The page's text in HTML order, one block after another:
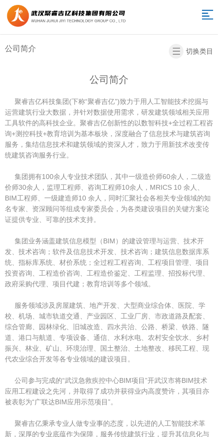
网
站
关
训
目
程
咨
询
智
慧
营
造
价
据
平
新
中
心
系
我
返
回
页
公司简介 切换类目
公司简介
聚睿吉亿科技集团(下称“聚睿吉亿”)致力于用人工智能技术挖掘与
运营建筑行业大数据，并针对数据使用需求，研发建筑领域相关应用
工具软件的高科技企业。聚睿吉亿创新性的以数智科技+全过程工程咨
询+测控科技+教育培训为基本板块，深度融合了信息技术与建筑咨询
服务，集结信息技术和建筑领域的资深人才，致力于用新技术改变传
统建筑咨询服务行业。
集团拥有100余人专业技术团队，其中一级造价师60余人，二级造
价师30余人，监理工程师、咨询工程师10余人，MRICS 10 余人、
BIM工程师、一级建造师10 余人，同时汇聚社会各相关专业领域的知
名专家、资深顾问等组成专家委员会，为各类建设项目的关键方案论
证提供专业、可靠的技术支持。
集团业务涵盖建筑信息模型（BIM）的建设管理与运营、技术开
发、技术咨询；软件及信息技术开发、技术咨询；建筑信息数据库系
统、指标库系统、材价系统；全过程工程咨询、工程项目管理、项目
投资咨询、工程造价咨询、工程造价鉴定、工程监理、招投标代理、
政府采购代理、项目代建；教育培训等多个领域。
服务领域涉及房屋建筑、地产开发、大型商业综合体、医院、学
校、机场、城市轨道交通、产业园区、工业厂房、市政道路及配套、
综合管廊、园林绿化、旧城改造、四水共治、公路、桥梁、铁路、隧
道、港口与航道、专项设备、通信、水利水电、农村安全饮水、乡村
振兴、林业、矿山、环境治理、国土整治、土地整改、移民工程、现
代农业综合开发等各专业领域的建设项目。
公司参与完成的“武汉急救疾控中心BIM项目”开武汉市将BIM技术
应用工程建设之先河，并取得了成功并获得业内高度赞许，其项目亦
被表彰为“广联达BIM应用示范项目”。
聚睿吉亿秉承专业人做专业事的态度，以先进的人工智能技术革
新，深厚的专业底蕴作为保障，服务传统建筑行业，提升其信息化与